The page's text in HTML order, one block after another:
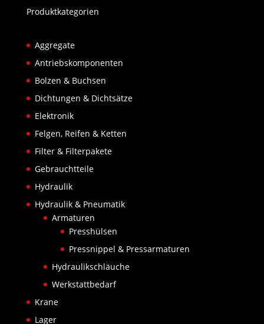
Produktkategorien
Aggregate
Antriebskomponenten
Bolzen & Buchsen
Dichtungen & Dichtsätze
Elektronik
Felgen, Reifen & Ketten
Filter & Filterpakete
Gebrauchtteile
Hydraulik
Hydraulik & Pneumatik
Armaturen
Presshülsen
Pressnippel & Pressarmaturen
Hydraulikschläuche
Werkstattbedarf
Krane
Lager